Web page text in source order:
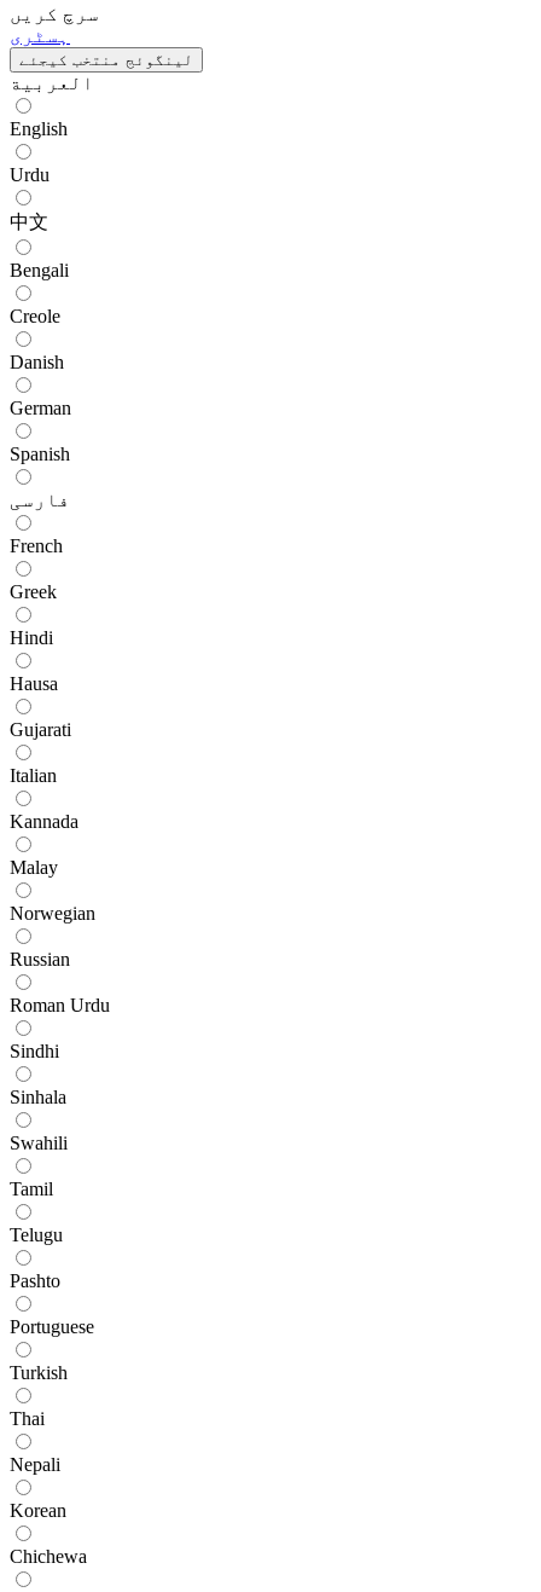
سرچ کریں
ہسٹری
لینگوئج منتخب کیجئے
العربية
English
Urdu
中文
Bengali
Creole
Danish
German
Spanish
فارسی
French
Greek
Hindi
Hausa
Gujarati
Italian
Kannada
Malay
Norwegian
Russian
Roman Urdu
Sindhi
Sinhala
Swahili
Tamil
Telugu
Pashto
Portuguese
Turkish
Thai
Nepali
Korean
Chichewa